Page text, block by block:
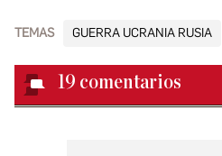
TEMAS GUERRA UCRANIA RUSIA
19 comentarios